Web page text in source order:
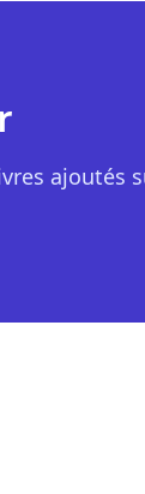
ajoutés